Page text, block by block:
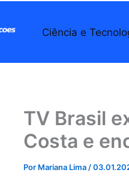
Ciência e
TV Brasil
Costa e
Por Mariana Lima /